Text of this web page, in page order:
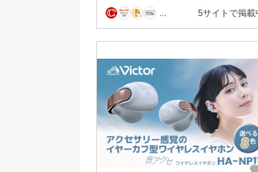
5サイトで掲載